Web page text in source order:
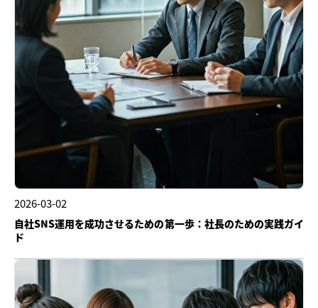
2026-03-02
自社SNS運用を成功させるための第一歩：社長のための実践ガイ
ド